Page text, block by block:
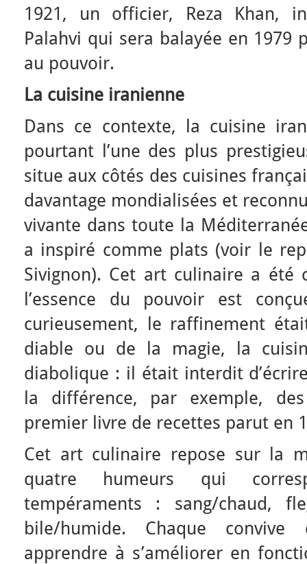
1921, un officier, Reza Khan,
Palahvi qui sera balayée en 1979
au pouvoir.
La cuisine iranienne
Dans ce contexte, la cuisine
pourtant l’une des plus
situe aux côtés des cuisines
davantage mondialisées et
vivante dans toute la
a inspiré comme plats (voir le
Sivignon). Cet art culinaire a été
l’essence du pouvoir est
curieusement, le raffinement
diable ou de la magie, la
diabolique : il était interdit
la différence, par exemple,
premier livre de recettes parut en
Cet art culinaire repose sur la
quatre humeurs qui
tempéraments : sang/chaud,
bile/humide. Chaque
apprendre à s’améliorer en